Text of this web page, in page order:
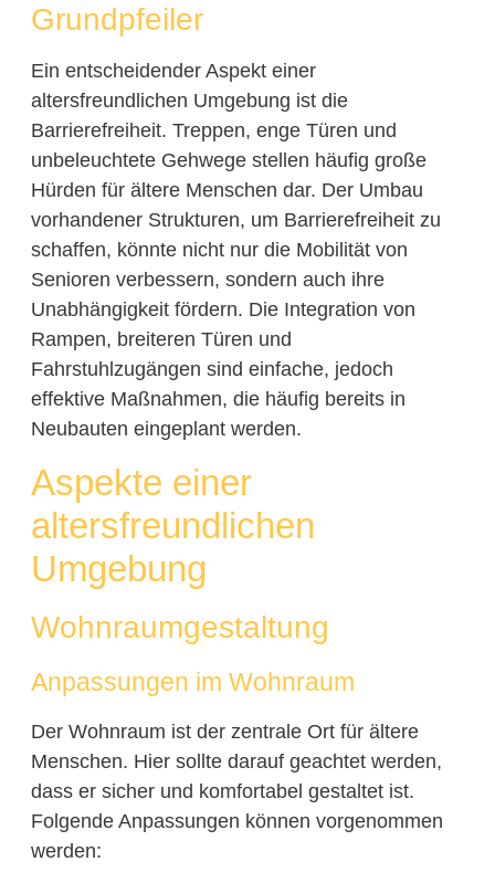
Grundpfeiler
Ein entscheidender Aspekt einer
altersfreundlichen Umgebung ist die
Barrierefreiheit. Treppen, enge Türen und
unbeleuchtete Gehwege stellen häufig große
Hürden für ältere Menschen dar. Der Umbau
vorhandener Strukturen, um Barrierefreiheit zu
schaffen, könnte nicht nur die Mobilität von
Senioren verbessern, sondern auch ihre
Unabhängigkeit fördern. Die Integration von
Rampen, breiteren Türen und
Fahrstuhlzugängen sind einfache, jedoch
effektive Maßnahmen, die häufig bereits in
Neubauten eingeplant werden.
Aspekte einer
altersfreundlichen
Umgebung
Wohnraumgestaltung
Anpassungen im Wohnraum
Der Wohnraum ist der zentrale Ort für ältere
Menschen. Hier sollte darauf geachtet werden,
dass er sicher und komfortabel gestaltet ist.
Folgende Anpassungen können vorgenommen
werden: